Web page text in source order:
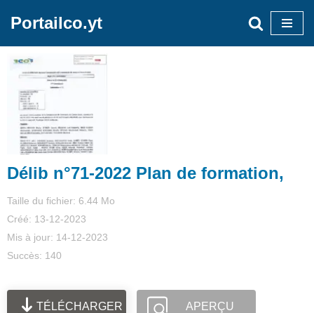
contenu
Portailco.yt
Délib n°71-2022 Plan de formation,
Taille du fichier: 6.44 Mo
Créé: 13-12-2023
Mis à jour: 14-12-2023
Succès: 140
TÉLÉCHARGER APERÇU